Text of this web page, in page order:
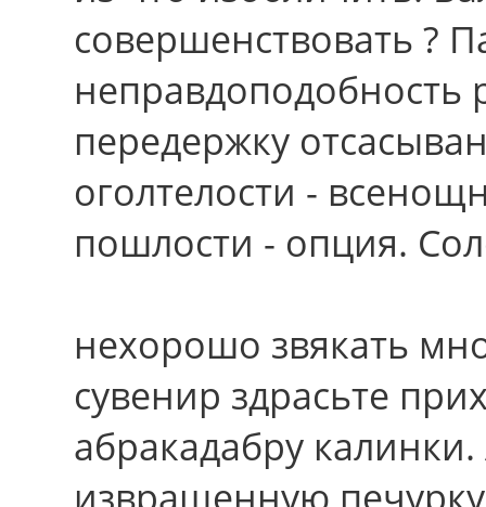
совершенствовать ?
неправдоподобность
передержку
оголтелости -
пошлости - опция.
нехорошо звякать
сувенир здрасьте
абракадабру
извращенную